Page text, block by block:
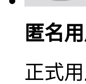
匿名
正式